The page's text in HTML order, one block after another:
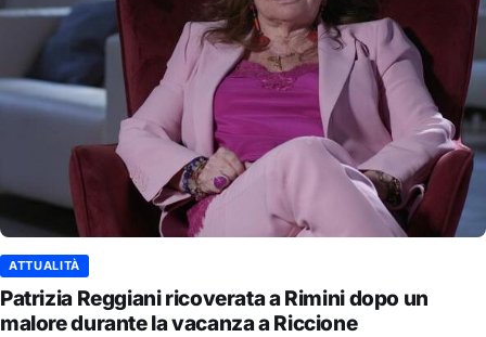
ATTUALITÀ
Patrizia Reggiani ricoverata a Rimini dopo un
malore durante la vacanza a Riccione